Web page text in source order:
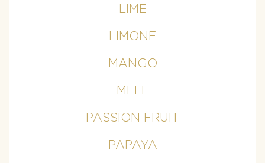
LIME
LIMONE
MANGO
MELE
PASSION FRUIT
PAPAYA